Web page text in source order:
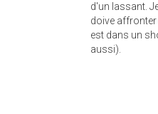
d'un lassant.
doive
est dans un
aussi).